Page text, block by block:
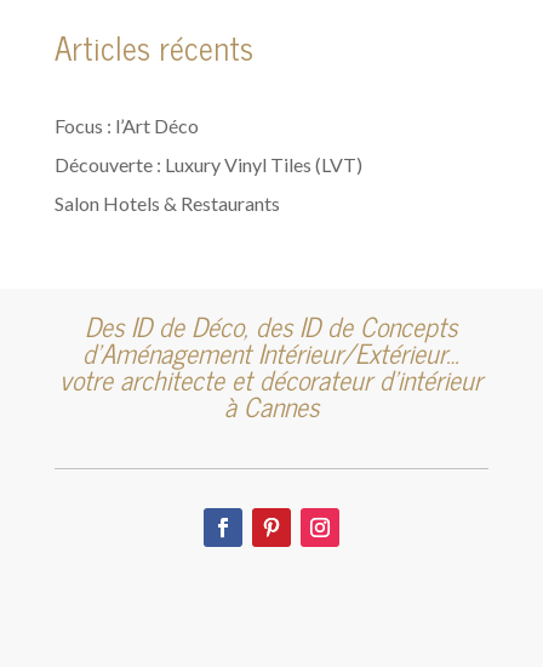
Articles récents
Focus : l’Art Déco
Découverte : Luxury Vinyl Tiles (LVT)
Salon Hotels & Restaurants
Des ID de Déco, des ID de Concepts
d’Aménagement Intérieur/Extérieur…
votre architecte et décorateur d’intérieur
à Cannes